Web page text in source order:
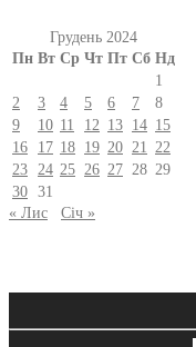
Грудень 2024
Пн Вт Ср Чт Пт Сб Нд
1
2
3 4 5 6 7
8
9
10 11 12 13 14 15
16
17 18 19 20 21
22
23
24 25 26 27 28 29
30 31
« Лис
Січ »